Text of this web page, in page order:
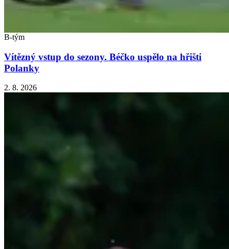
B-tým
Vítězný vstup do sezony. Béčko uspělo na hřišti
Polanky
2. 8. 2026